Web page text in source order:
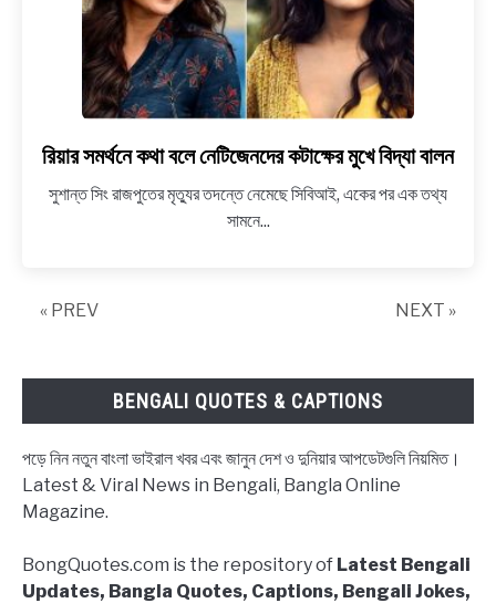
তাইওয়ান
link
রিয়ার
সমর্থনে
বিদ্যা
বালন
রিয়ার সমর্থনে কথা বলে নেটিজেনদের কটাক্ষের মুখে বিদ্যা বালন
সুশান্ত সিং রাজপুতের মৃত্যুর তদন্তে নেমেছে সিবিআই, একের পর এক তথ্য
সামনে...
« PREV NEXT »
BENGALI QUOTES & CAPTIONS
পড়ে নিন নতুন বাংলা ভাইরাল খবর এবং জানুন দেশ ও দুনিয়ার আপডেটগুলি নিয়মিত।
Latest & Viral News in Bengali, Bangla Online
Magazine.
BongQuotes.com is the repository of Latest Bengali
Updates, Bangla Quotes, Captions, Bengali Jokes,